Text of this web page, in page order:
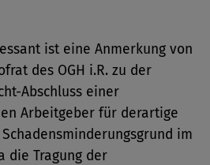
ist eine Anmerkung von
des OGH i.R. zu der
Abschluss einer
Arbeitgeber für derartige
im
die Tragung der